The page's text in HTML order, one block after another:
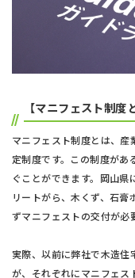
【マニフェスト制度
マニフェスト制度とは、
定制度です。この制度が
ぐことができます。岡山県
リートがら、木くず、石
ずマニフェストの交付が必
実際、以前に弊社で木造
が、それぞれにマニフェス